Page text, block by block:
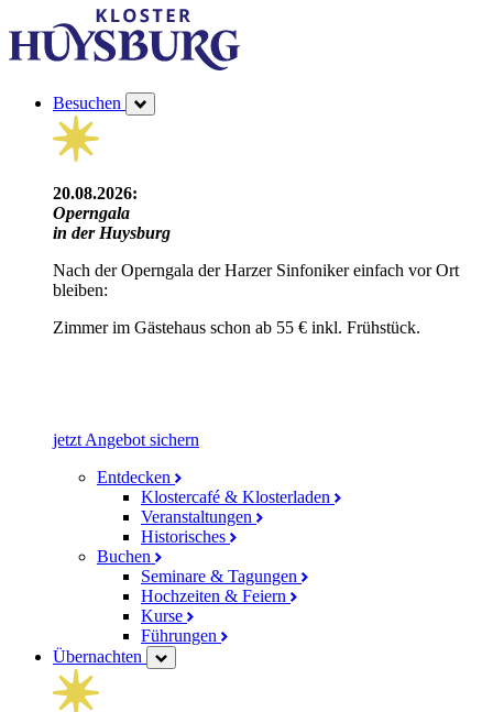
Besuchen
20.08.2026:
Operngala
in der Huysburg
Nach der Operngala der Harzer Sinfoniker einfach vor Ort
bleiben:
Zimmer im Gästehaus schon ab 55 € inkl. Frühstück.
jetzt Angebot sichern
Entdecken
Klostercafé & Klosterladen
Veranstaltungen
Historisches
Buchen
Seminare & Tagungen
Hochzeiten & Feiern
Kurse
Führungen
Übernachten